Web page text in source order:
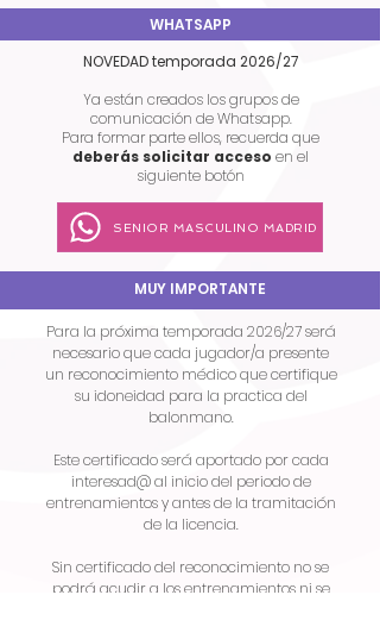
WHATSAPP
NOVEDAD temporada 2026/27
​​Ya están creados los grupos de
comunicación de Whatsapp.​
Para formar parte ellos, recuerda que
deberás solicitar acceso en el
siguiente botón
SENIOR MASCULINO MADRID
MUY IMPORTANTE
Para la próxima temporada 2026/27 será
necesario que cada jugador/a presente
un reconocimiento médico que certifique
su idoneidad para la practica del
balonmano.
Este certificado será aportado por cada
interesad@ al inicio del periodo de
entrenamientos y antes de la tramitación
de la licencia.
Sin certificado del reconocimiento no se
podrá acudir a los entrenamientos ni se